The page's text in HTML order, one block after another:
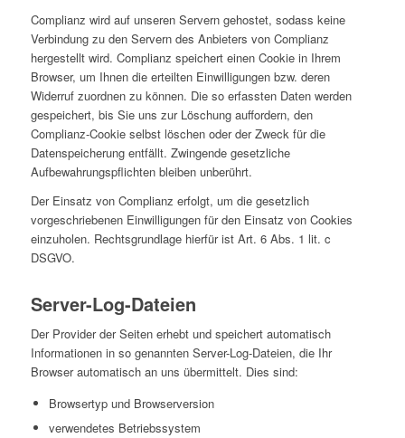
Complianz wird auf unseren Servern gehostet, sodass keine
Verbindung zu den Servern des Anbieters von Complianz
hergestellt wird. Complianz speichert einen Cookie in Ihrem
Browser, um Ihnen die erteilten Einwilligungen bzw. deren
Widerruf zuordnen zu können. Die so erfassten Daten werden
gespeichert, bis Sie uns zur Löschung auffordern, den
Complianz-Cookie selbst löschen oder der Zweck für die
Datenspeicherung entfällt. Zwingende gesetzliche
Aufbewahrungspflichten bleiben unberührt.
Der Einsatz von Complianz erfolgt, um die gesetzlich
vorgeschriebenen Einwilligungen für den Einsatz von Cookies
einzuholen. Rechtsgrundlage hierfür ist Art. 6 Abs. 1 lit. c
DSGVO.
Server-Log-Dateien
Der Provider der Seiten erhebt und speichert automatisch
Informationen in so genannten Server-Log-Dateien, die Ihr
Browser automatisch an uns übermittelt. Dies sind:
Browsertyp und Browserversion
verwendetes Betriebssystem